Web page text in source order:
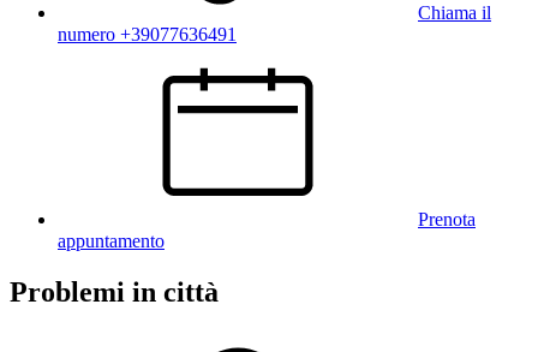
Chiama il
numero +39077636491
Prenota
appuntamento
Problemi in città